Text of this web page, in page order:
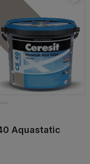
Aquastatic